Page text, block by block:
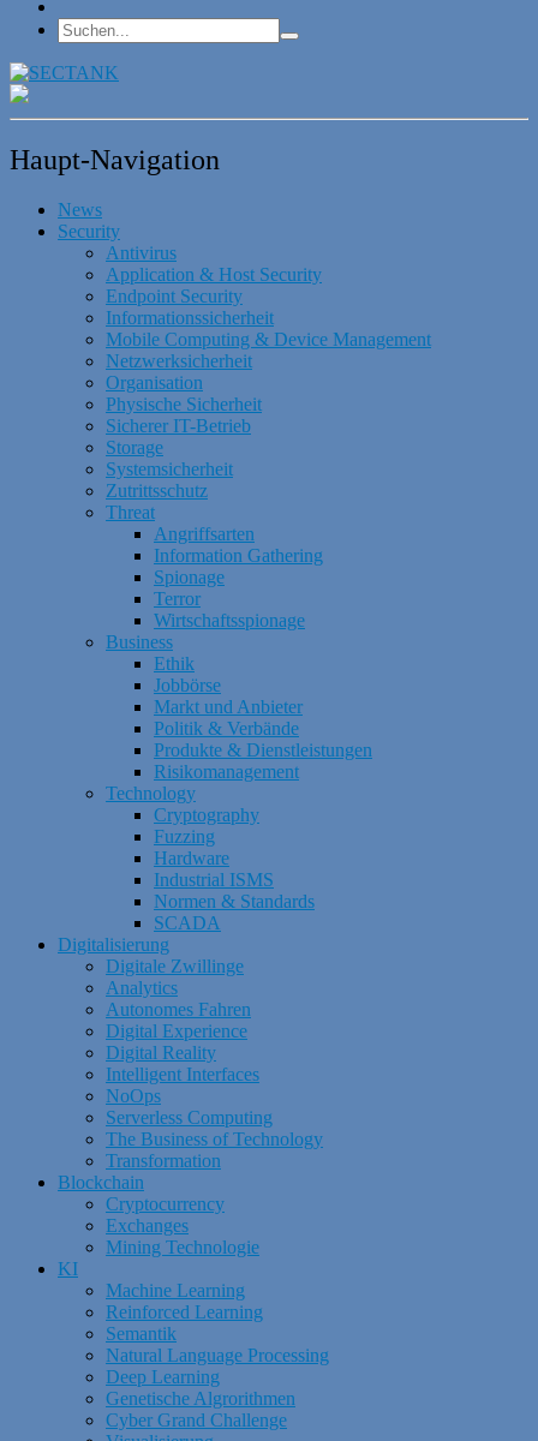
Haupt-Navigation
News
Security
Antivirus
Application & Host Security
Endpoint Security
Informationssicherheit
Mobile Computing & Device Management
Netzwerksicherheit
Organisation
Physische Sicherheit
Sicherer IT-Betrieb
Storage
Systemsicherheit
Zutrittsschutz
Threat
Angriffsarten
Information Gathering
Spionage
Terror
Wirtschaftsspionage
Business
Ethik
Jobbörse
Markt und Anbieter
Politik & Verbände
Produkte & Dienstleistungen
Risikomanagement
Technology
Cryptography
Fuzzing
Hardware
Industrial ISMS
Normen & Standards
SCADA
Digitalisierung
Digitale Zwillinge
Analytics
Autonomes Fahren
Digital Experience
Digital Reality
Intelligent Interfaces
NoOps
Serverless Computing
The Business of Technology
Transformation
Blockchain
Cryptocurrency
Exchanges
Mining Technologie
KI
Machine Learning
Reinforced Learning
Semantik
Natural Language Processing
Deep Learning
Genetische Algrorithmen
Cyber Grand Challenge